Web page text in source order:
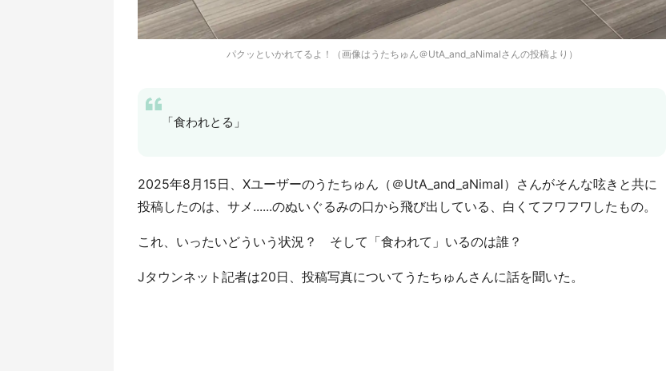
パクッといかれてるよ！（画像はうたちゅん＠UtA_and_aNimalさんの投稿より）
「食われとる」
2025年8月15日、Xユーザーのうたちゅん（＠UtA_and_aNimal）さんがそんな呟きと共に
投稿したのは、サメ......のぬいぐるみの口から飛び出している、白くてフワフワしたもの。
これ、いったいどういう状況？ そして「食われて」いるのは誰？
Jタウンネット記者は20日、投稿写真についてうたちゅんさんに話を聞いた。